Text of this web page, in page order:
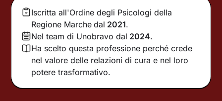
Iscritta all'Ordine degli Psicologi della
Regione Marche dal 2021.
Nel team di Unobravo dal 2024.
Ha scelto questa professione perché crede
nel valore delle relazioni di cura e nel loro
potere trasformativo.